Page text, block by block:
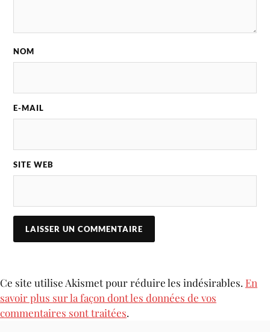
NOM
E-MAIL
SITE WEB
Ce site utilise Akismet pour réduire les indésirables. En
savoir plus sur la façon dont les données de vos
commentaires sont traitées.